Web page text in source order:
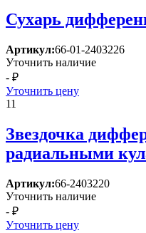
Сухарь
Артикул:66-01-2403226
Уточнить наличие
- ₽
Уточнить цену
11
Звездочка
радиальными
Артикул:66-2403220
Уточнить наличие
- ₽
Уточнить цену